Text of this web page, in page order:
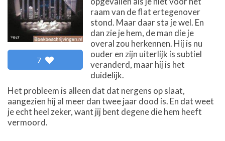
7
raam van de flat ertegenover
stond. Maar daar sta je wel. En
dan zie je hem, de man die je
overal zou herkennen. Hij is nu
ouder en zijn uiterlijk is subtiel
veranderd, maar hij is het
duidelijk.
Het probleem is alleen dat dat nergens op slaat,
aangezien hij al meer dan twee jaar dood is. En dat weet
je echt heel zeker, want jij bent degene die hem heeft
vermoord.